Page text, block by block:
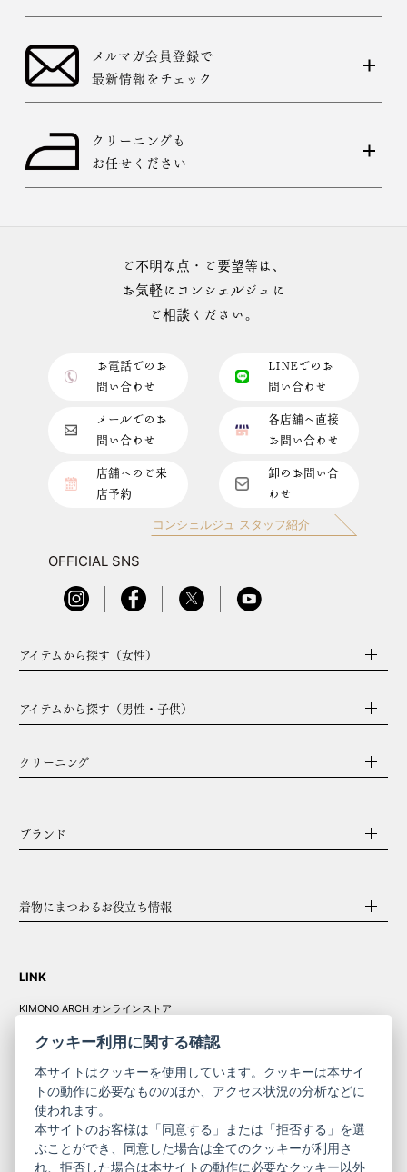
メルマガ会員登録で
最新情報をチェック
クリーニングも
お任せください
ご不明な点・ご要望等は、
お気軽にコンシェルジュに
ご相談ください。
お電話でのお
問い合わせ
LINEでのお
問い合わせ
メールでのお
問い合わせ
各店舗へ直接
お問い合わせ
店舗へのご来
店予約
卸のお問い合
わせ
コンシェルジュ スタッフ紹介
OFFICIAL SNS
アイテムから探す（女性）
アイテムから探す（男性・子供）
クリーニング
ブランド
着物にまつわるお役立ち情報
LINK
KIMONO ARCH オンラインストア
コーポレート
サイト
きものやまと振
袖
サイト
クッキー利用に関する確認
本サイトはクッキーを使用しています。クッキーは本サイ
トの動作に必要なもののほか、アクセス状況の分析などに
使われます。
本サイトのお客様は「同意する」または「拒否する」を選
ぶことができ、同意した場合は全てのクッキーが利用さ
れ、拒否した場合は本サイトの動作に必要なクッキー以外